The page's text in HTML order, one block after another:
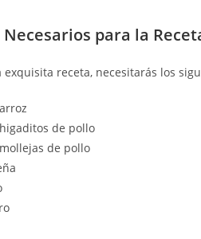
para la
exquisita receta, necesitarás los
de pollo
de pollo